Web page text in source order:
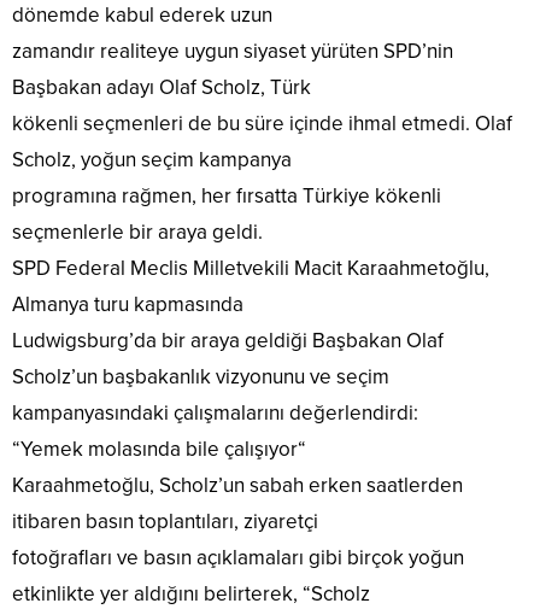
dönemde kabul ederek uzun
zamandır realiteye uygun siyaset yürüten SPD’nin
Başbakan adayı Olaf Scholz, Türk
kökenli seçmenleri de bu süre içinde ihmal etmedi. Olaf
Scholz, yoğun seçim kampanya
programına rağmen, her fırsatta Türkiye kökenli
seçmenlerle bir araya geldi.
SPD Federal Meclis Milletvekili Macit Karaahmetoğlu,
Almanya turu kapmasında
Ludwigsburg’da bir araya geldiği Başbakan Olaf
Scholz’un başbakanlık vizyonunu ve seçim
kampanyasındaki çalışmalarını değerlendirdi:
“Yemek molasında bile çalışıyor“
Karaahmetoğlu, Scholz’un sabah erken saatlerden
itibaren basın toplantıları, ziyaretçi
fotoğrafları ve basın açıklamaları gibi birçok yoğun
etkinlikte yer aldığını belirterek, “Scholz